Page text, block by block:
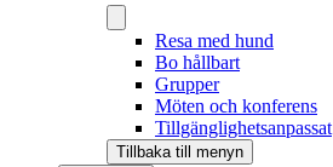
Resa med hund
Bo hållbart
Grupper
Möten och konferens
Tillgänglighetsanpassat
Tillbaka till menyn